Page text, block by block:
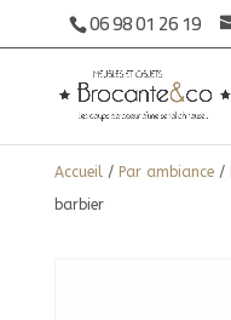
06 98 01 26 19
Accueil/ Par ambiance/
barbier